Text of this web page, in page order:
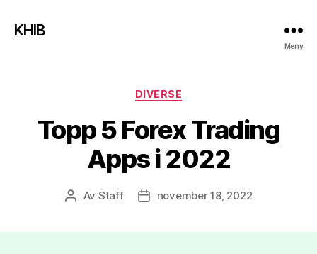
KHIB
Meny
Kategorier
DIVERSE
Topp 5 Forex Trading
Apps i 2022
Innleggsforfatter
Av Staff Publiseringsdato
november 18, 2022